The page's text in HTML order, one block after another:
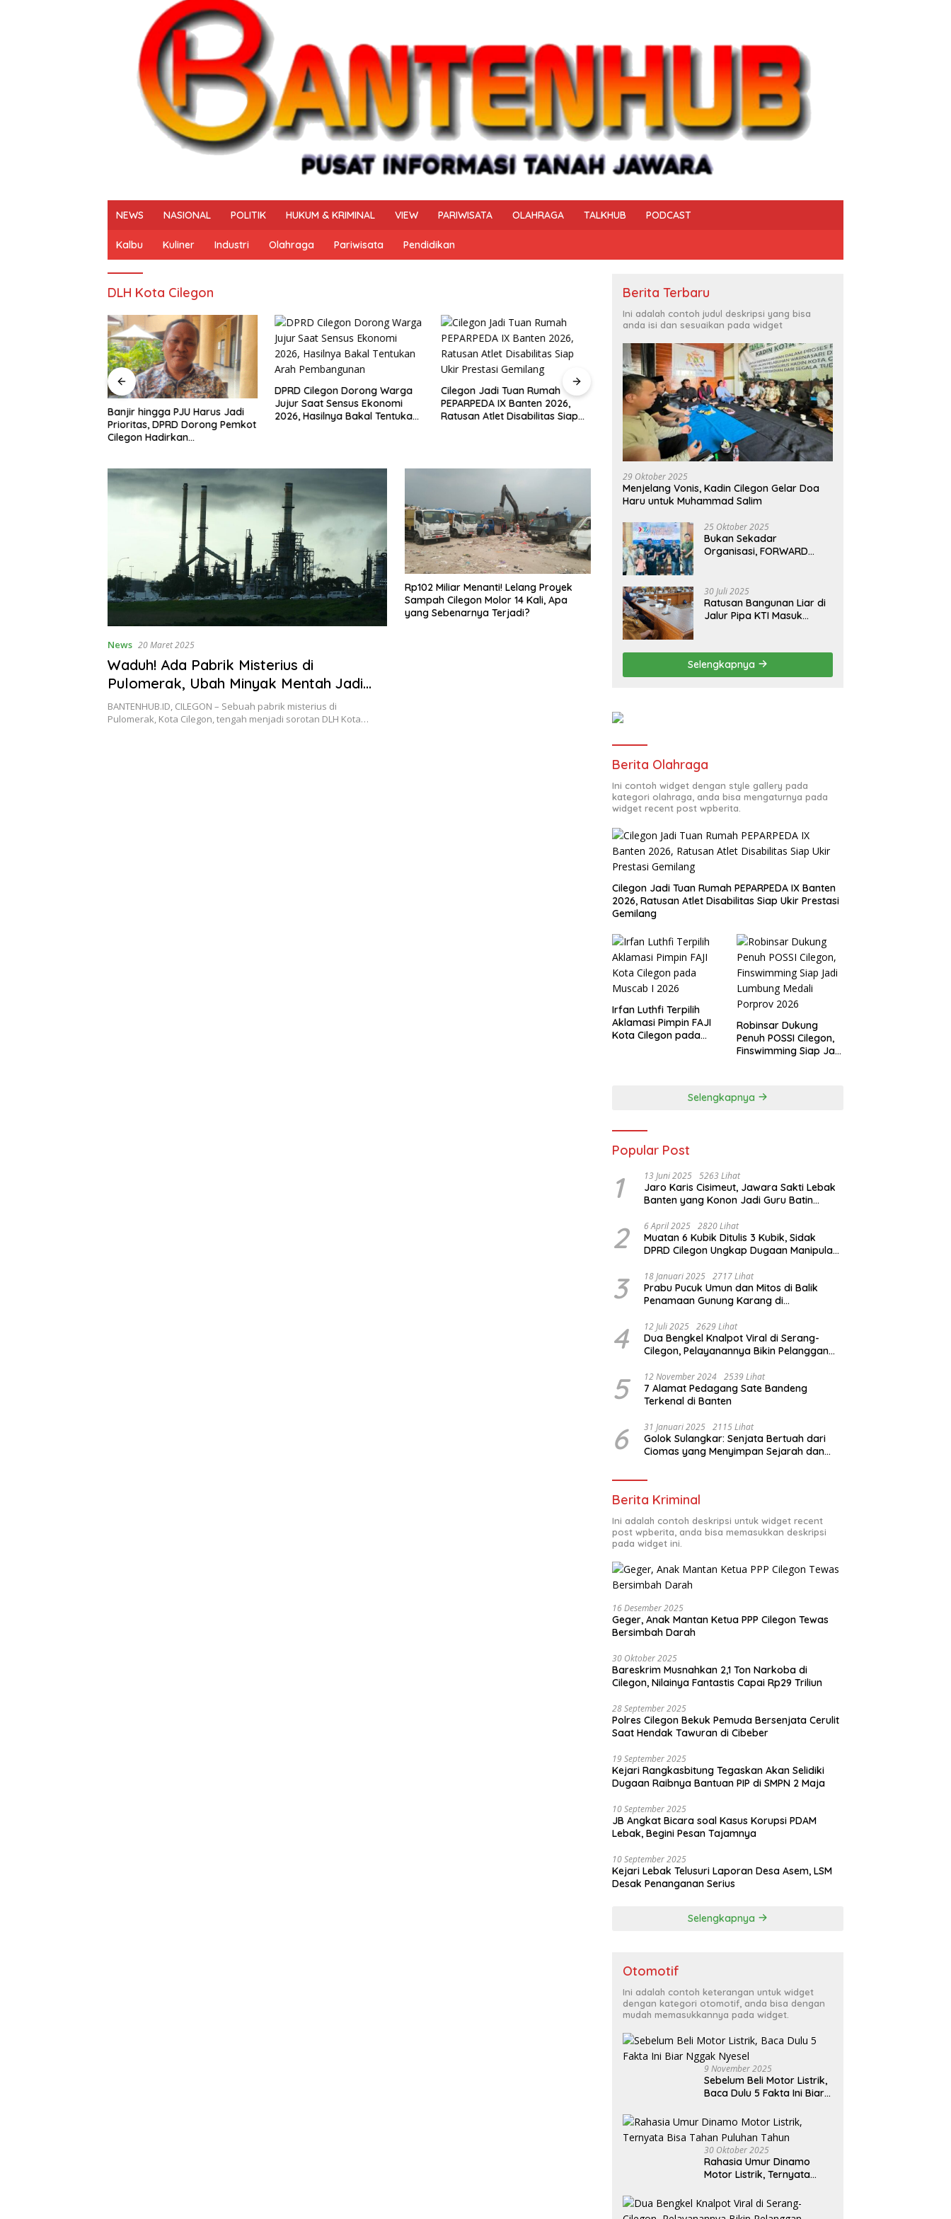
NEWS NASIONAL POLITIK HUKUM & KRIMINAL VIEW PARIWISATA OLAHRAGA TALKHUB PODCAST
Kalbu Kuliner Industri Olahraga Pariwisata Pendidikan
DLH Kota Cilegon
Banjir hingga PJU Harus Jadi
Prioritas, DPRD Dorong Pemkot
Cilegon Hadirkan
DPRD Cilegon Dorong Warga
Jujur Saat Sensus Ekonomi
2026, Hasilnya Bakal Tentukan
Cilegon Jadi Tuan Rumah
PEPARPEDA IX Banten 2026,
Ratusan Atlet Disabilitas Siap
DPRD dan HMI Bersinergi Kawal
Penegakan Perda, Tempat
Hiburan Bermasalah Jadi
Sorotan
Irfan Luthfi Terpilih Aklamasi
Pimpin FAJI Kota Cilegon pada
Muscab I 2026
News 20 Maret 2025
Waduh! Ada Pabrik Misterius di
Pulomerak, Ubah Minyak Mentah Jadi
BBM Ilegal
BANTENHUB.ID, CILEGON – Sebuah pabrik misterius di
Pulomerak, Kota Cilegon, tengah menjadi sorotan DLH Kota…
Rp102 Miliar Menanti! Lelang Proyek
Sampah Cilegon Molor 14 Kali, Apa
yang Sebenarnya Terjadi?
Berita Terbaru
Ini adalah contoh judul deskripsi yang bisa
anda isi dan sesuaikan pada widget
29 Oktober 2025
Menjelang Vonis, Kadin Cilegon Gelar Doa
Haru untuk Muhammad Salim
25 Oktober 2025
Bukan Sekadar
Organisasi, FORWARD
Berbudaya
30 Juli 2025
Ratusan Bangunan Liar di
Jalur Pipa KTI Masuk
Ciwandan
Selengkapnya
Berita Olahraga
Ini contoh widget dengan style gallery pada
kategori olahraga, anda bisa mengaturnya pada
widget recent post wpberita.
Cilegon Jadi Tuan Rumah PEPARPEDA IX Banten
2026, Ratusan Atlet Disabilitas Siap Ukir Prestasi
Gemilang
Irfan Luthfi Terpilih
Aklamasi Pimpin FAJI
Kota Cilegon pada
Robinsar Dukung
Penuh POSSI Cilegon,
Finswimming Siap Jadi
Selengkapnya
Popular Post
1 13 Juni 2025 5263 Lihat
Jaro Karis Cisimeut, Jawara Sakti Lebak
Banten yang Konon Jadi Guru Batin
2 6 April 2025 2820 Lihat
Muatan 6 Kubik Ditulis 3 Kubik, Sidak
DPRD Cilegon Ungkap Dugaan Manipulasi
3 18 Januari 2025 2717 Lihat
Prabu Pucuk Umun dan Mitos di Balik
Penamaan Gunung Karang di
4 12 Juli 2025 2629 Lihat
Dua Bengkel Knalpot Viral di Serang-
Cilegon, Pelayanannya Bikin Pelanggan
5 12 November 2024 2539 Lihat
7 Alamat Pedagang Sate Bandeng
Terkenal di Banten
6 31 Januari 2025 2115 Lihat
Golok Sulangkar: Senjata Bertuah dari
Ciomas yang Menyimpan Sejarah dan
Berita Kriminal
Ini adalah contoh deskripsi untuk widget recent
post wpberita, anda bisa memasukkan deskripsi
pada widget ini.
16 Desember 2025
Geger, Anak Mantan Ketua PPP Cilegon Tewas
Bersimbah Darah
30 Oktober 2025
Bareskrim Musnahkan 2,1 Ton Narkoba di
Cilegon, Nilainya Fantastis Capai Rp29 Triliun
28 September 2025
Polres Cilegon Bekuk Pemuda Bersenjata Cerulit
Saat Hendak Tawuran di Cibeber
19 September 2025
Kejari Rangkasbitung Tegaskan Akan Selidiki
Dugaan Raibnya Bantuan PIP di SMPN 2 Maja
10 September 2025
JB Angkat Bicara soal Kasus Korupsi PDAM
Lebak, Begini Pesan Tajamnya
10 September 2025
Kejari Lebak Telusuri Laporan Desa Asem, LSM
Desak Penanganan Serius
Selengkapnya
Otomotif
Ini adalah contoh keterangan untuk widget
dengan kategori otomotif, anda bisa dengan
mudah memasukkannya pada widget.
9 November 2025
Sebelum Beli Motor Listrik,
Baca Dulu 5 Fakta Ini Biar
30 Oktober 2025
Rahasia Umur Dinamo
Motor Listrik, Ternyata